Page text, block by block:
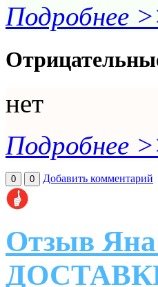
Подробнее
нет
Подробнее
0 0 Добавить комментарий
Отзыв